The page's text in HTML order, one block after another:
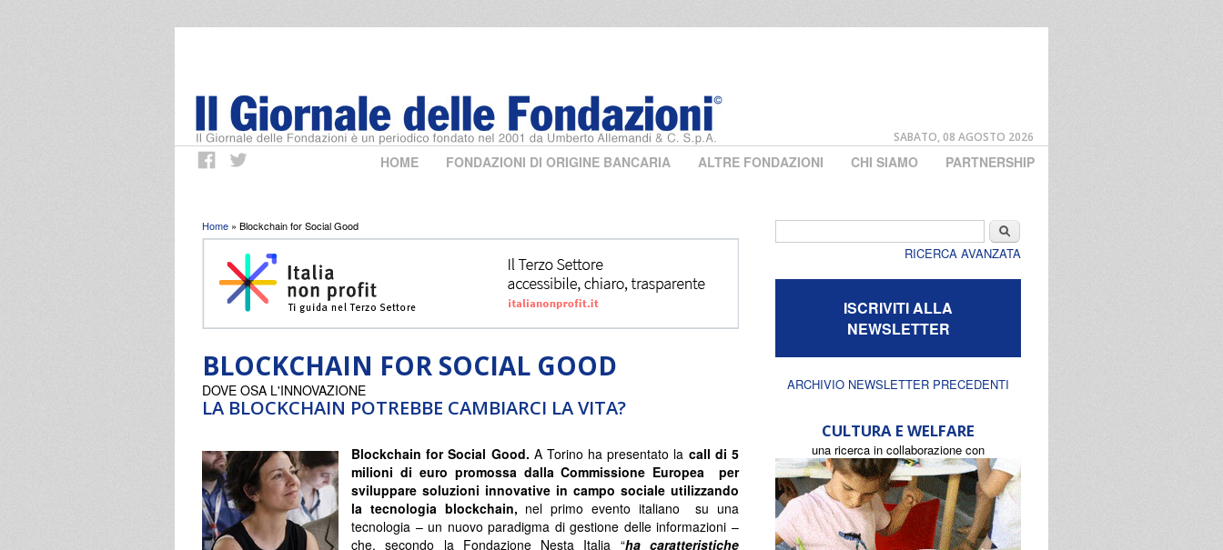
SABATO, 08 AGOSTO 2026
HOME FONDAZIONI DI ORIGINE BANCARIA ALTRE FONDAZIONI CHI SIAMO PARTNERSHIP
Tu sei qui
Home » Blockchain for Social Good
BLOCKCHAIN FOR SOCIAL GOOD
LA BLOCKCHAIN POTREBBE CAMBIARCI LA VITA?
DOVE OSA L'INNOVAZIONE
Blockchain for Social Good. A Torino ha presentato la call di 5
milioni di euro promossa dalla Commissione Europea per
sviluppare soluzioni innovative in campo sociale utilizzando
la tecnologia blockchain, nel primo evento italiano su una
tecnologia – un nuovo paradigma di gestione delle informazioni –
che, secondo la Fondazione Nesta Italia “ha caratteristiche
Cerca
RICERCA AVANZATA
ISCRIVITI ALLA
NEWSLETTER
ARCHIVIO NEWSLETTER PRECEDENTI
CULTURA E WELFARE
una ricerca in collaborazione con